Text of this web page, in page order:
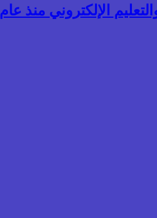
الإلكتروني منذ عام 2003